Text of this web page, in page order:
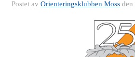
Postet av Orienteringsklubben Moss den